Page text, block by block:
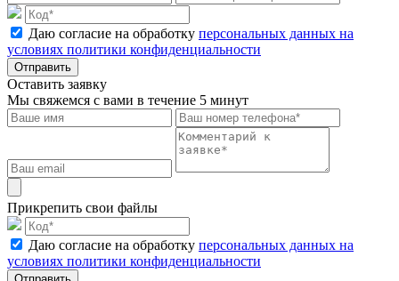
Даю согласие на обработку персональных данных на
условиях политики конфиденциальности
Отправить
Оставить заявку
Мы свяжемся с вами в течение 5 минут
Прикрепить свои файлы
Даю согласие на обработку персональных данных на
условиях политики конфиденциальности